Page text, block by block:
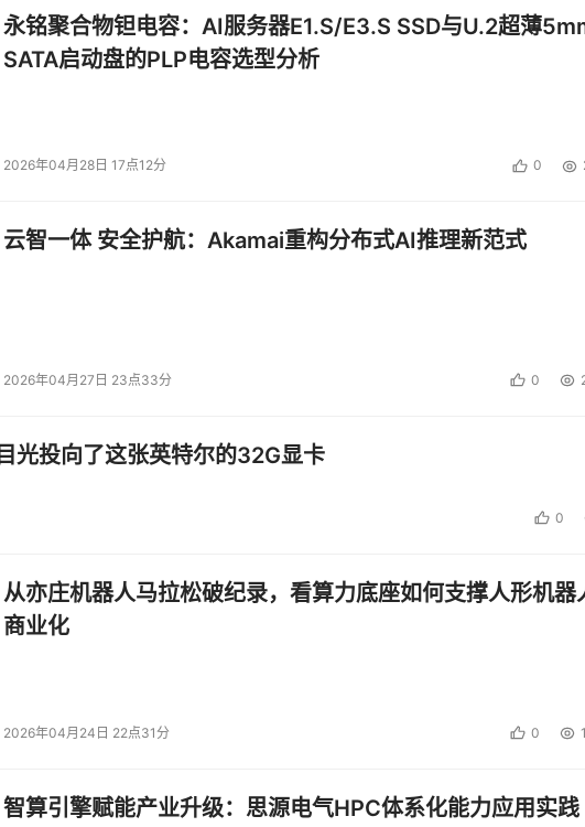
永铭聚合物钽电容：AI服务器E1.S/E3.S SSD与U.2超薄
SATA启动盘的PLP电容选型分析
2026年04月28日 17点12分 0
云智一体 安全护航：Akamai重构分布式AI推理新范式
2026年04月27日 23点33分 0
光投向了这张英特尔的32G显卡
0
从亦庄机器人马拉松破纪录，看算力底座如何支撑人形机器
商业化
2026年04月24日 22点31分 0
智算引擎赋能产业升级：思源电气HPC体系化能力应用实践